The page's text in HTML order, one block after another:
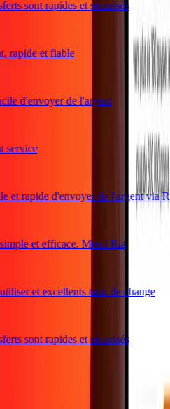
sont rapides et sécurisés
et fiable
d'envoyer de l'argent
et rapide d'envoyer de l'argent via Ria
et efficace. Merci Ria
et excellents taux de change
sont rapides et sécurisés